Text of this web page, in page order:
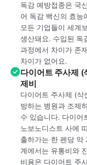
독감 예방접종은 국
어 독감 백신의 효능
모든 기업들이 세계
생산돼요. 수입된 독
과정에서 차이가 존
차이가 없어요.
다이어트 주사제 (
제비
다이어트 주사제 (삭
방하는 병원과 조제
수 있습니다. 다이어
노보노디스트 사에
출하가는 한 펜당 약
계에서는 유통비와
비용은 다이어트 주